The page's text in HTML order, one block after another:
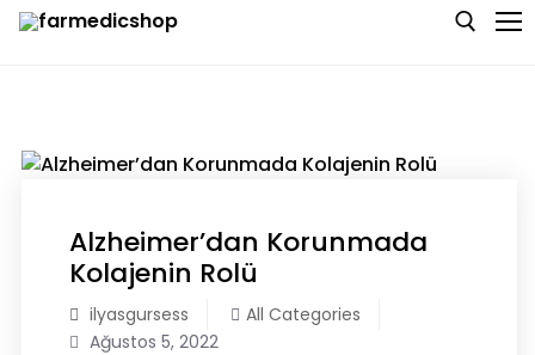
Skip
Anasayfa
Bize Ulaşın
Alzheimer’dan Korunmada
Kolajenin Rolü
ilyasgursess
All Categories
Ağustos 5, 2022